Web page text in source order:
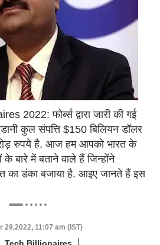
2022: फोर्ब्स द्वारा जारी की गई
कुल संपत्ति $150 बिलियन डॉलर
रुपये है. आज हम आपको भारत के
के बारे में बताने वाले हैं जिन्होंने
का डंका बजाया है. आइए जानते हैं इस
29,2022, 11:07 am (IST)